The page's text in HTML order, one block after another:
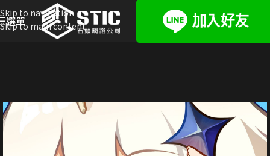
Skip to navigation
Skip to main content
選單